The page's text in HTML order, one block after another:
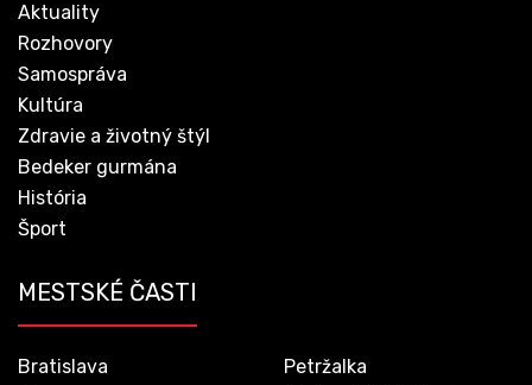
Aktuality
Rozhovory
Samospráva
Kultúra
Zdravie a životný štýl
Bedeker gurmána
História
Šport
MESTSKÉ ČASTI
Bratislava
Petržalka